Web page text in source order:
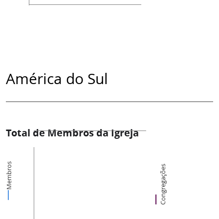
América do Sul
Total de Membros da Igreja
Membros Congregações